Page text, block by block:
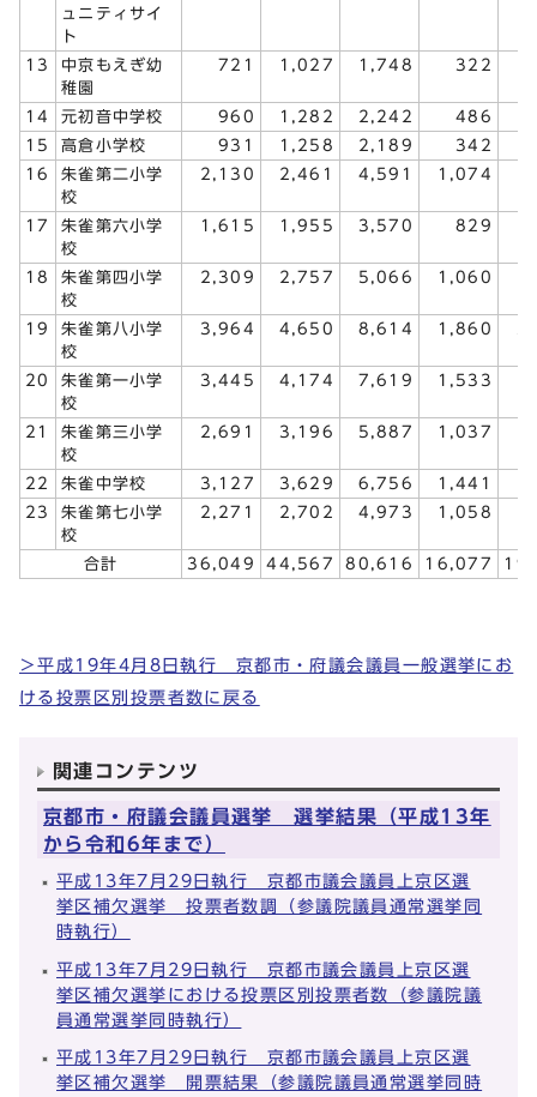
ュニティサイ
ト
13
中京もえぎ幼
稚園
721 1,027 1,748 322
14 元初音中学校 960 1,282 2,242 486
15
高倉小学校 931 1,258 2,189 342
16
朱雀第二小学
校
2,130 2,461 4,591 1,074
17
朱雀第六小学
校
1,615 1,955 3,570 829
18
朱雀第四小学
校
2,309 2,757 5,066 1,060
19
朱雀第八小学
校
3,964 4,650 8,614 1,860
20
朱雀第一小学
校
3,445 4,174 7,619 1,533
21
朱雀第三小学
校
2,691 3,196 5,887 1,037
22 朱雀中学校 3,127 3,629 6,756 1,441
23
朱雀第七小学
校
2,271 2,702 4,973 1,058
合計 36,049 44,567 80,616 16,077
＞平成19年4月8日執行 京都市・府議会議員一般選挙にお
ける投票区別投票者数に戻る
関連コンテンツ
京都市・府議会議員選挙 選挙結果（平成13年
から令和6年まで）
平成13年7月29日執行 京都市議会議員上京区選
挙区補欠選挙 投票者数調（参議院議員通常選挙同
時執行）
平成13年7月29日執行 京都市議会議員上京区選
挙区補欠選挙における投票区別投票者数（参議院議
員通常選挙同時執行）
平成13年7月29日執行 京都市議会議員上京区選
挙区補欠選挙 開票結果（参議院議員通常選挙同時